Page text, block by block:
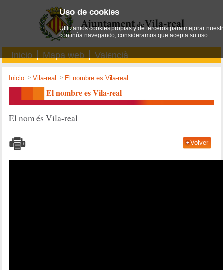
Inicio Mapa web Valencià
Inicio ->Vila-real -> El nombre es Vila-real
El nombre es Vila-real
El nom és Vila-real
Volver
Uso de cookies
Utilizamos cookies propias y de terceros para mejorar
continúa navegando, consideramos que acepta su uso.